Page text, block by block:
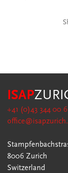
ISAP
+41 (0)43 344 00
8006 Zurich
Switzerland